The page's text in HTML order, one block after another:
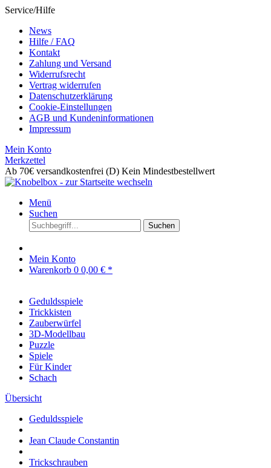
Service/Hilfe
News
Hilfe / FAQ
Kontakt
Zahlung und Versand
Widerrufsrecht
Vertrag widerrufen
Datenschutzerklärung
Cookie-Einstellungen
AGB und Kundeninformationen
Impressum
Mein Konto
Merkzettel
Ab 70€ versandkostenfrei (D) Kein Mindestbestellwert
Menü
Suchen
Suchen
Mein Konto
Warenkorb 0 0,00 € *
Geduldsspiele
Trickkisten
Zauberwürfel
3D-Modellbau
Puzzle
Spiele
Für Kinder
Schach
Übersicht
Geduldsspiele
Jean Claude Constantin
Trickschrauben